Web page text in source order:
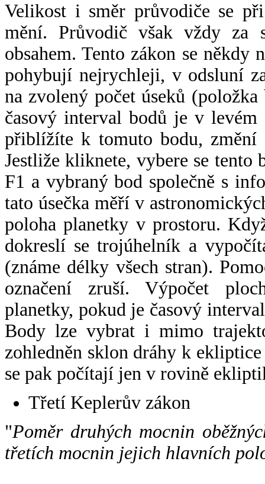
Velikost i směr průvodiče se
mění. Průvodič však vždy za
obsahem. Tento zákon se někdy
pohybují nejrychleji, v odsluní
na zvolený počet úseků
časový interval bodů je v
přiblížíte k tomuto bodu,
Jestliže kliknete, vybere se tento
F1 a vybraný bod společně s
tato úsečka měří v
poloha planetky v prostoru.
dokreslí se trojúhelník a
(známe délky všech stran).
označení zruší. Výpočet
planetky, pokud je časový
Body lze vybrat i mimo
zohledněn sklon dráhy k
se pak počítají jen v rovině
Třetí Keplerův zákon
"Poměr druhých mocnin
třetích mocnin jejich hlavních